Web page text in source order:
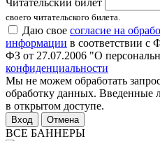
Читательский билет
своего читательского билета.
Даю свое согласие на
информации в соответствии
ФЗ от 27.07.2006 "О
конфиденциальности
Мы не можем обработать
обработку данных. Введенные
в открытом доступе.
Отмена
ВСЕ БАННЕРЫ